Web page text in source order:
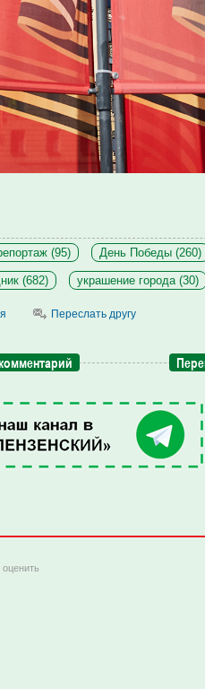
(95)
День Победы (260)
(682) украшение города (30)
Переслать другу